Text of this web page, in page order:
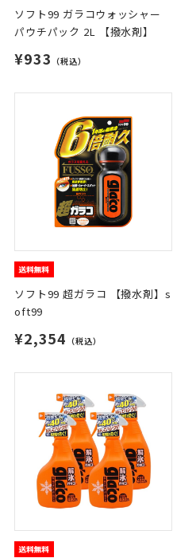
ソフト99 ガラコウォッシャー
パウチパック 2L 【撥水剤】
¥933 （税込）
ソフト99 超ガラコ 【撥水剤】s
oft99
¥2,354 （税込）